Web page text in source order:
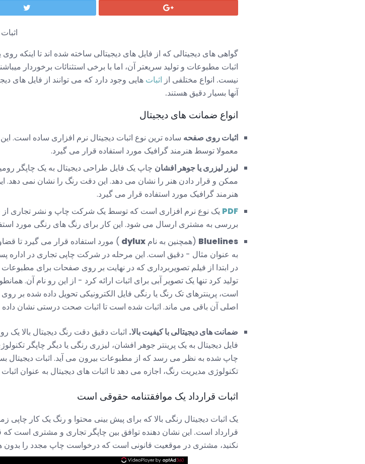
گواهی های دیجیتالی که از فایل های دیجیتالی ساخته شده اند تا اینکه
اثبات مطبوعات و تولید سریعتر آن، اما با برخی استثنائات برخوردار
نیست. انواع مختلفی از اثبات هایی وجود دارد که می توانند از فایل های
آنها بسیار دقیق هستند.
انواع ضمانت های دیجیتال
اثبات روی صفحه
معمولا توسط هنرمند گرافیک مورد استفاده قرار می گیرد.
لیزر لیزری یا جوهر افشان چاپ یک فایل طراحی دیجیتال به یک چاپگر
ممکن و قرار دادن هنر را نشان می دهد. این دقت رنگ را نشان نمی دهد.
هنرمند گرافیک مورد استفاده قرار می گیرد.
PDF یک نوع نرم افزاری است که توسط یک شرکت چاپ و نشر تجاری از
بررسی به مشتری ارسال می شود. این کار برای رنگ های رنگی مورد
Bluelines (همچنین به نام dylux ) مورد استفاده قرار می گیرد تا
به عنوان مثال - دقیق است. این مرحله در شرکت چاپی تجاری در
در ابتدا از فیلم تصویربرداری که در نهایت بر روی صفحات برای
تولید کرد تنها یک تصویر آبی برای اثبات ارائه کرد - از این رو نام آن.
است، پرینترهای تک رنگ یا رنگی فایل الکترونیکی تحویل داده شده بر
اصلی آن باقی می ماند. اثبات شده است تا اثبات صحت درستی نشان
ضمانت های دیجیتالی با کیفیت بالا. اثبات دقیق دقت رنگ دیجیتال بالا
فایل دیجیتال به یک پرینتر جوهر افشان، لیزری رنگی یا دیگر چاپگر
چاپ شده به نظر می رسد که از مطبوعات بیرون می آید. اثبات دیجیتال
تکنولوژی مدیریت رنگ، اجازه می دهد تا اثبات های دیجیتال به عنوان
اثبات قرارداد یک موافقتنامه حقوقی است
یک اثبات دیجیتال رنگی بالا که برای پیش بینی محتوا و رنگ یک کار
قرارداد است. این نشان دهنده توافق بین چاپگر تجاری و مشتری است که
نکنید، مشتری در موقعیت قانونی است که درخواست چاپ مجدد را بدون